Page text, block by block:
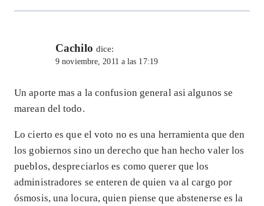
Cachilo dice:
9 noviembre, 2011 a las 17:19
Un aporte mas a la confusion general asi algunos se
marean del todo.
Lo cierto es que el voto no es una herramienta que den
los gobiernos sino un derecho que han hecho valer los
pueblos, despreciarlos es como querer que los
administradores se enteren de quien va al cargo por
ósmosis, una locura, quien piense que abstenerse es la